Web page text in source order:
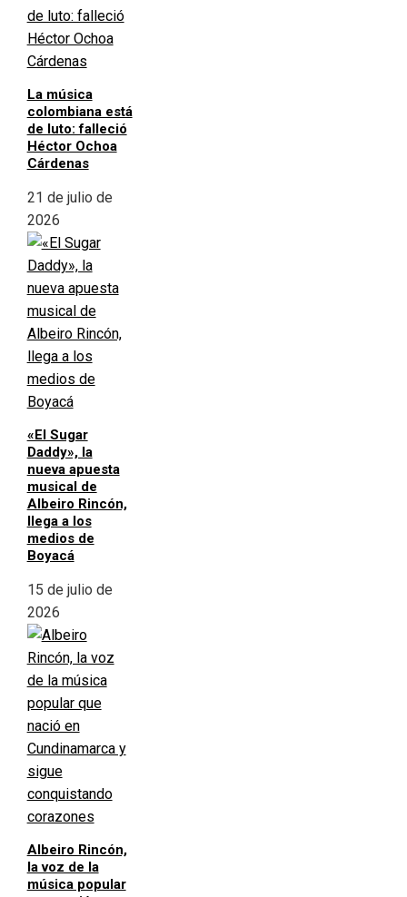
La música
colombiana está
de luto: falleció
Héctor Ochoa
Cárdenas
21 de julio de
2026
«El Sugar
Daddy», la
nueva apuesta
musical de
Albeiro Rincón,
llega a los
medios de
Boyacá
15 de julio de
2026
Albeiro Rincón,
la voz de la
música popular